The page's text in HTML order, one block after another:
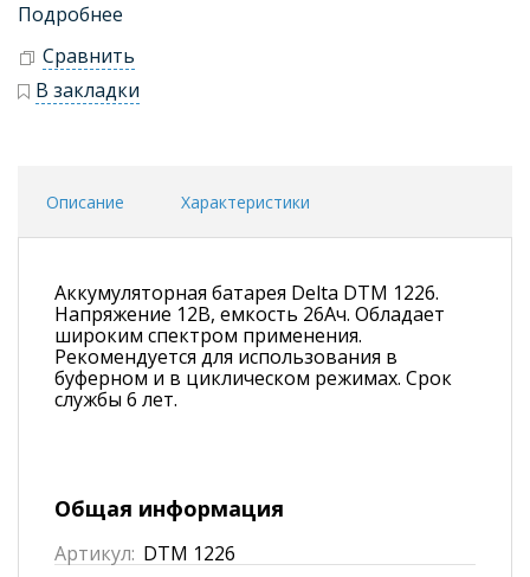
Подробнее
Сравнить
В закладки
Описание Характеристики
Аккумуляторная батарея Delta DTM 1226.
Напряжение 12В, емкость 26Ач. Обладает
широким спектром применения.
Рекомендуется для использования в
буферном и в циклическом режимах. Срок
службы 6 лет.
Общая информация
Артикул: DTM 1226